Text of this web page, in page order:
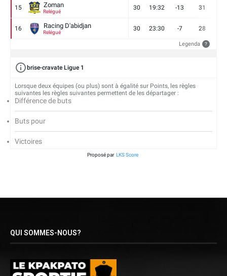
15 Zoman
Relégué
30 19:32 -13 31
16 Racing D'abidjan
Relégué
30 23:30 -7 28
Legenda ?
brise-cravate Ligue 1
Lorsque deux équipes (ou plus) sont à égalité sur Points, les règles
suivantes les règles suivantes permettent de les départager :
Différence de buts
Buts pour
Victoires
Proposé par LKS Score
QUI SOMMES-NOUS?